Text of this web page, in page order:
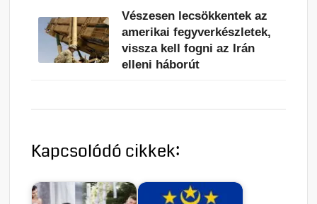
Vészesen lecsökkentek az
amerikai fegyverkészletek,
vissza kell fogni az Irán
elleni háborút
Kapcsolódó cikkek: